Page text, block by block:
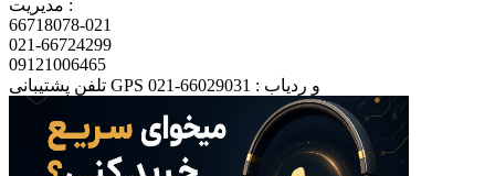
مدیریت :
66718078-021
021-66724299
09121006465
تلفن پشتیبانی GPS و ردیاب : 66029031-021